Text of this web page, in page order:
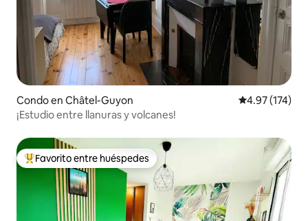
Condo en Châtel-Guyon Calificación
4.97 (174)
¡Estudio entre llanuras y volcanes!
Favorito entre huéspedes preferido
Favorito entre huéspedes